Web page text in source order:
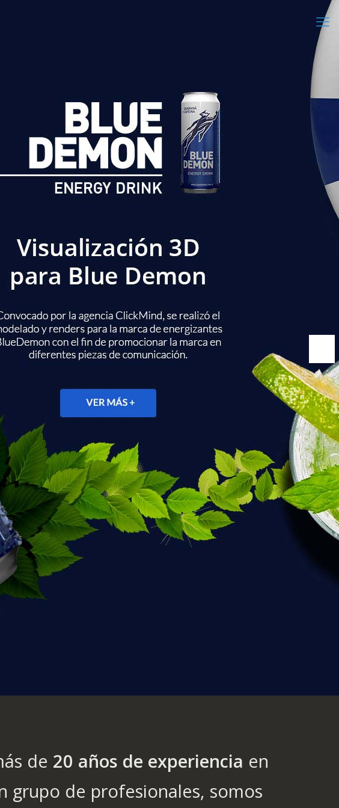
de 20 años de experiencia en
grupo de profesionales, somos